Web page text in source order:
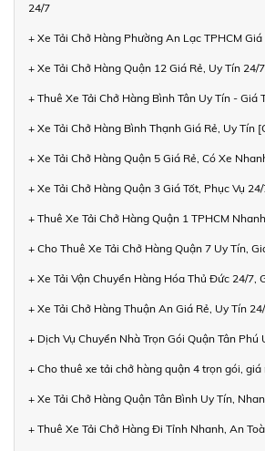
24/7
+ Xe Tải Chở Hàng Phường An Lạc TPHCM
+ Xe Tải Chở Hàng Quận 12 Giá Rẻ, Uy Tín 24/7
+ Thuê Xe Tải Chở Hàng Bình Tân Uy Tín - Giá
+ Xe Tải Chở Hàng Bình Thạnh Giá Rẻ, Uy Tín
+ Xe Tải Chở Hàng Quận 5 Giá Rẻ, Có Xe
+ Xe Tải Chở Hàng Quận 3 Giá Tốt, Phục Vụ
+ Thuê Xe Tải Chở Hàng Quận 1 TPHCM
+ Cho Thuê Xe Tải Chở Hàng Quận 7 Uy Tín,
+ Xe Tải Vận Chuyển Hàng Hóa Thủ Đức 24/7,
+ Xe Tải Chở Hàng Thuận An Giá Rẻ, Uy Tín
+ Dịch Vụ Chuyển Nhà Trọn Gói Quận Tân Phú
+ Cho thuê xe tải chở hàng quận 4 trọn gói,
+ Xe Tải Chở Hàng Quận Tân Bình Uy Tín,
+ Thuê Xe Tải Chở Hàng Đi Tỉnh Nhanh, An